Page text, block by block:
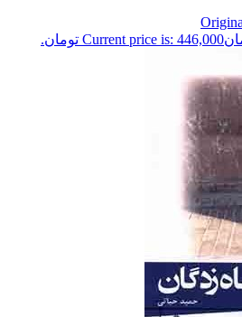
Current price is: 446,000 تومان.